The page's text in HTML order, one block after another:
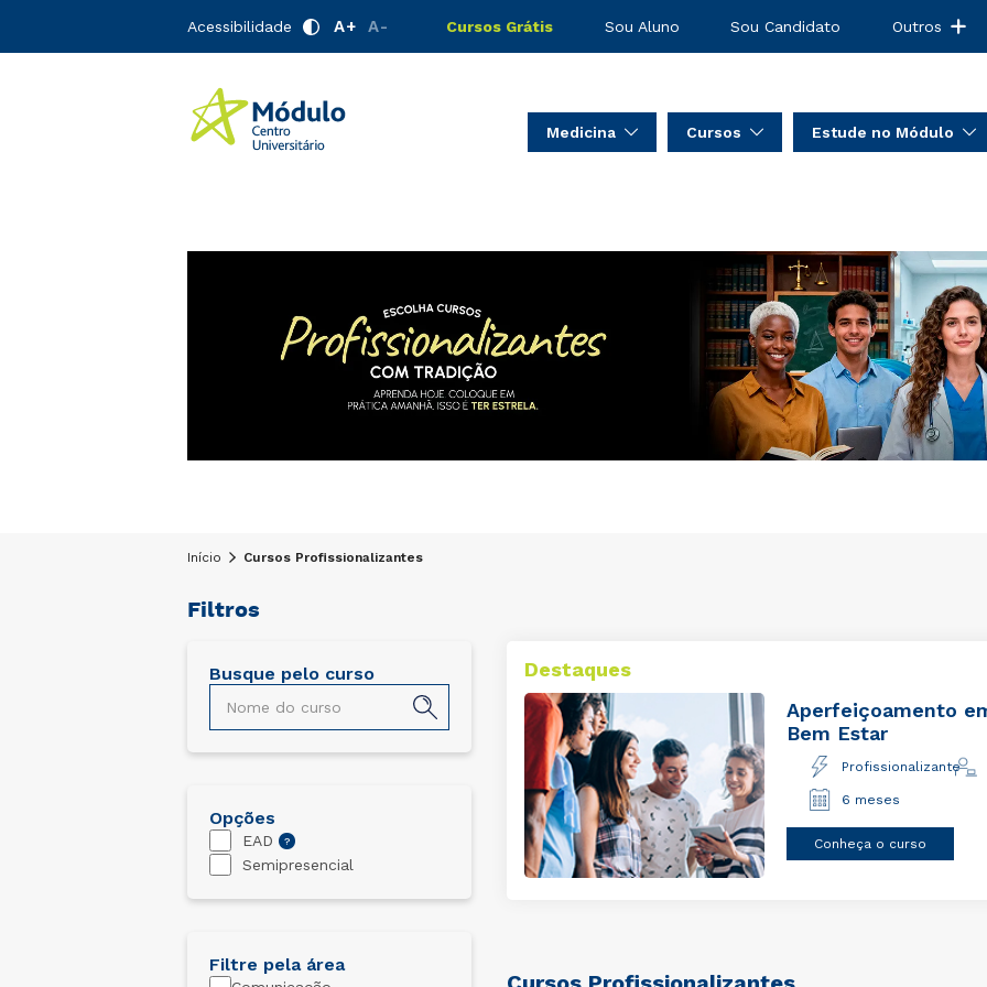
Acessibilidade A+ A- Cursos Grátis Sou Aluno Sou Candidato Outros
Medicina Cursos Estude no Módulo
Início Cursos Profissionalizantes
Filtros
Busque pelo curso
Opções
EAD ?
Semipresencial
Filtre pela área
Destaques
Aperfeiçoamento em Beleza e
Bem Estar
Conheça o curso
Aperfeiçoamento
Seguros
Profissionalizante
6 meses
Conheça o curso